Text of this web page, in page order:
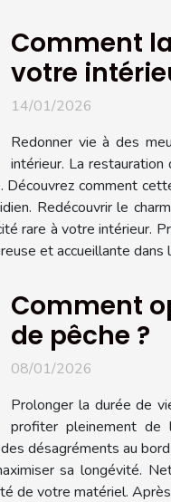
Comment
votre
14/01/2026
Redonner vie à des
intérieur. La
Découvrez comment
Redécouvrir le
rare à votre intérieur.
et accueillante
Comment
de pêche ?
08/01/2026
Prolonger la durée de
profiter pleinement de
désagréments au
sa longévité.
de votre matériel.